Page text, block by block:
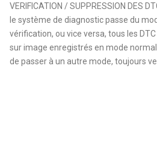
VERIFICATION / SUPPRESSION DES
le système de diagnostic passe du
vérification, ou vice versa, tous les
sur image enregistrés en mode
de passer à un autre mode, toujours